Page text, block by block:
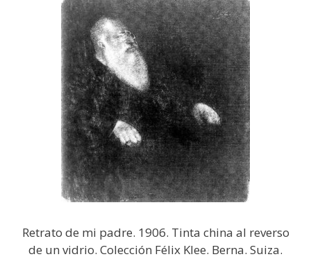
Retrato de mi padre. 1906. Tinta china al reverso
de un vidrio. Colección Félix Klee. Berna. Suiza.